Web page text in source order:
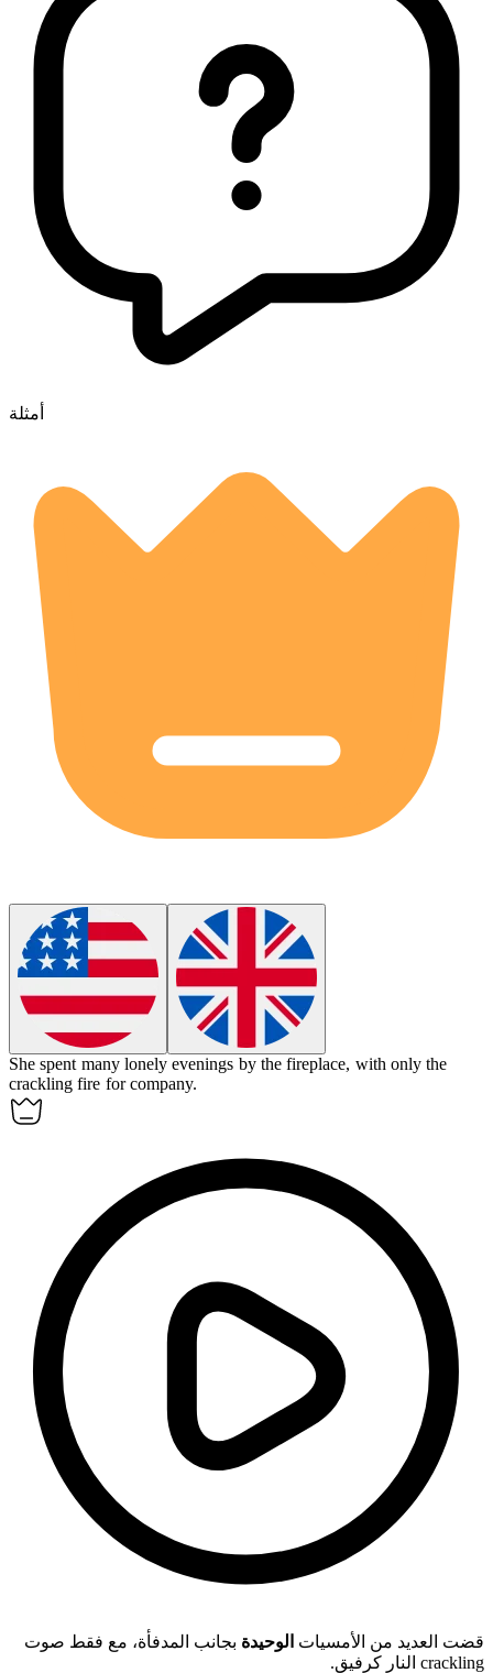
أمثلة
She spent many lonely evenings by the fireplace, with only the
crackling fire for company.
قضت العديد من الأمسيات الوحيدة بجانب المدفأة، مع فقط صوت
crackling النار كرفيق.